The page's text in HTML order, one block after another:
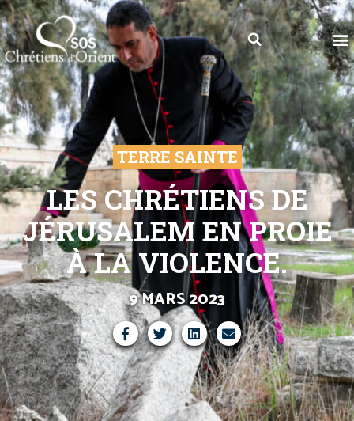
TERRE SAINTE
LES CHRÉTIENS DE
JÉRUSALEM EN PROIE
À LA VIOLENCE.
9 MARS 2023